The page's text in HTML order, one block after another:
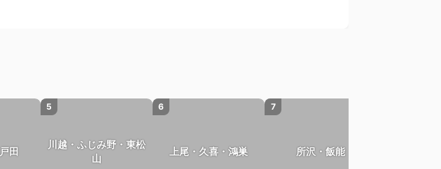
田
5
川越・ふじみ野・東松
山
6
上尾・久喜・鴻巣
7
所沢・飯能